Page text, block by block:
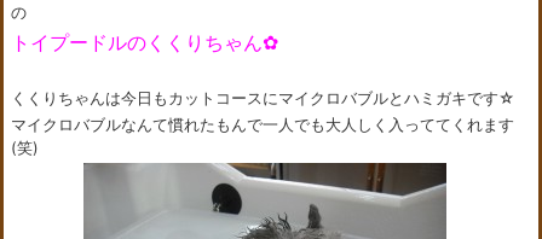
の
トイプードルのくくりちゃん✿
くくりちゃんは今日もカットコースにマイクロバブルとハミガキです☆
マイクロバブルなんて慣れたもんで一人でも大人しく入っててくれます
(笑)